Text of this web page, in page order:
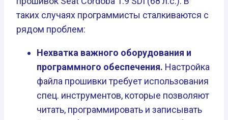
таких случаях программисты сталкиваются с
рядом проблем:
Нехватка важного оборудования и
программного обеспечения. Настройка
файла прошивки требует использования
спец. инструментов, которые позволяют
читать, программировать и записывать